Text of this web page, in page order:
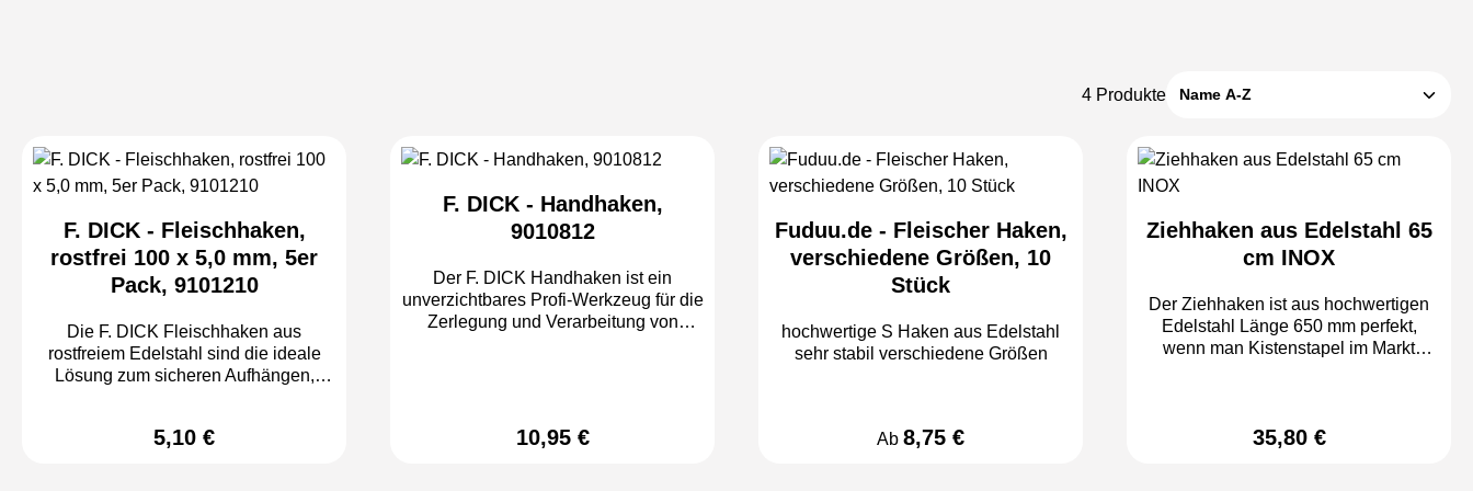
4 Produkte
F. DICK - Fleischhaken,
rostfrei 100 x 5,0 mm, 5er
Pack, 9101210
Die F. DICK Fleischhaken aus
rostfreiem Edelstahl sind die ideale
Lösung zum sicheren Aufhängen,
einem Materialdurchmesser von 5,0
Regulärer Preis:
5,10 €
F. DICK - Handhaken,
9010812
Der F. DICK Handhaken ist ein
unverzichtbares Profi-Werkzeug für die
Zerlegung und Verarbeitung von
dem Fleisch herstellen zu müssen.
Damit erleichtert er die tägliche Arbeit
Regulärer Preis:
10,95 €
Fuduu.de - Fleischer Haken,
verschiedene Größen, 10
Stück
hochwertige S Haken aus Edelstahl
sehr stabil verschiedene Größen
Regulärer Preis:
Ab 8,75 €
Ziehhaken aus Edelstahl 65
cm INOX
Der Ziehhaken ist aus hochwertigen
Edelstahl Länge 650 mm perfekt,
wenn man Kistenstapel im Markt
Regulärer Preis:
35,80 €